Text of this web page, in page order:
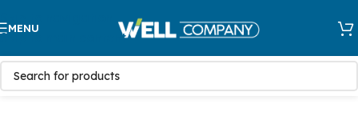
Skip to main content
MENU